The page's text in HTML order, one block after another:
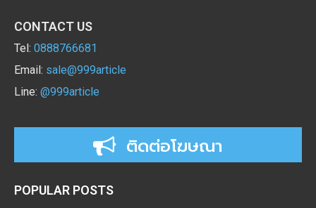
CONTACT US
Tel: 0888766681
Email: sale@999article
Line: @999article
ติดต่อโฆษณา
POPULAR POSTS